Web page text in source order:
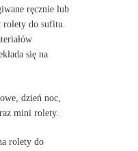
ręcznie lub
rolety do sufitu.
się na
dzień noc,
mini rolety.
rolety do